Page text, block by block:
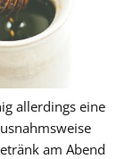
allerdings eine
am Abend